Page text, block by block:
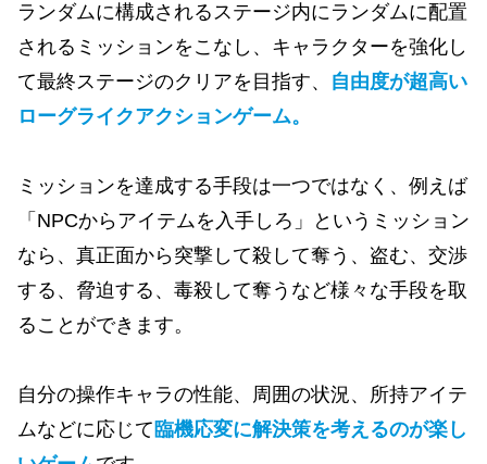
ランダムに構成されるステージ内にランダムに配置
されるミッションをこなし、キャラクターを強化し
て最終ステージのクリアを目指す、 自由度が超高い
ローグライクアクションゲーム。
ミッションを達成する手段は一つではなく、例えば
「NPCからアイテムを入手しろ」というミッション
なら、真正面から突撃して殺して奪う、盗む、交渉
する、脅迫する、毒殺して奪うなど様々な手段を取
ることができます。
自分の操作キャラの性能、周囲の状況、所持アイテ
ムなどに応じて 臨機応変に解決策を考えるのが楽し